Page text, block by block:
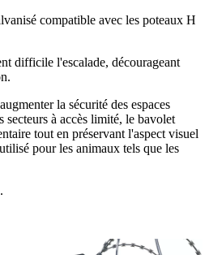
compatible avec les poteaux H
difficile l'escalade, décourageant
la sécurité des espaces
secteurs à accès limité, le bavolet
tout en préservant l'aspect visuel
pour les animaux tels que les